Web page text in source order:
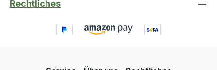
Rechtliches